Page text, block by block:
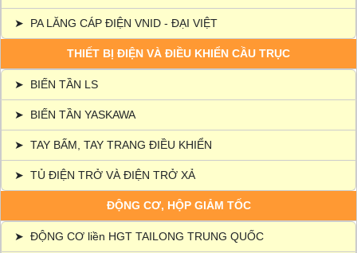
➤ PA LĂNG CÁP ĐIỆN VNID - ĐẠI VIỆT
THIẾT BỊ ĐIỆN VÀ ĐIỀU KHIỂN CẦU TRỤC
➤ BIẾN TẦN LS
➤ BIẾN TẦN YASKAWA
➤ TAY BẤM, TAY TRANG ĐIỀU KHIỂN
➤ TỦ ĐIỆN TRỞ VÀ ĐIỆN TRỞ XẢ
ĐỘNG CƠ, HỘP GIẢM TỐC
➤ ĐỘNG CƠ liền HGT TAILONG TRUNG QUỐC